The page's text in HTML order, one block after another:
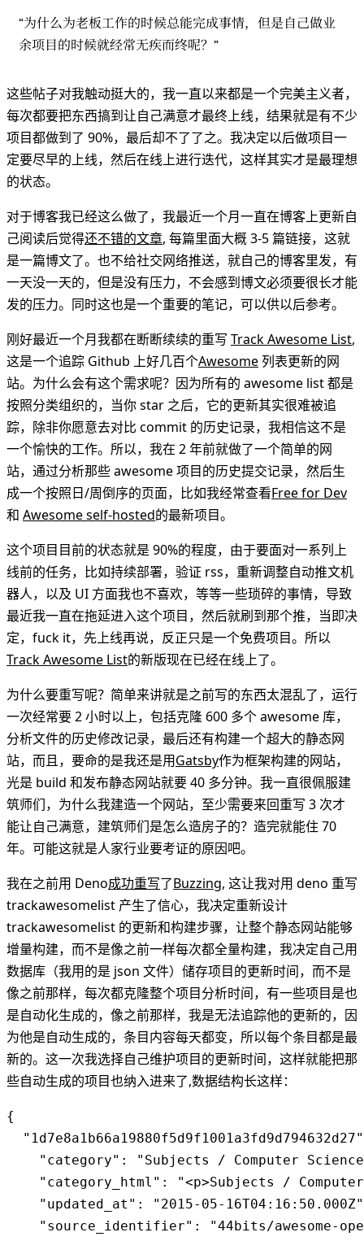
“为什么为老板工作的时候总能完成事情，但是自己做业
余项目的时候就经常无疾而终呢？”
这些帖子对我触动挺大的，我一直以来都是一个完美主义者，
每次都要把东西搞到让自己满意才最终上线，结果就是有不少
项目都做到了 90%，最后却不了了之。我决定以后做项目一
定要尽早的上线，然后在线上进行迭代，这样其实才是最理想
的状态。
对于博客我已经这么做了，我最近一个月一直在博客上更新自
己阅读后觉得还不错的文章, 每篇里面大概 3-5 篇链接，这就
是一篇博文了。也不给社交网络推送，就自己的博客里发，有
一天没一天的，但是没有压力，不会感到博文必须要很长才能
发的压力。同时这也是一个重要的笔记，可以供以后参考。
刚好最近一个月我都在断断续续的重写 Track Awesome List,
这是一个追踪 Github 上好几百个Awesome 列表更新的网
站。为什么会有这个需求呢？因为所有的 awesome list 都是
按照分类组织的，当你 star 之后，它的更新其实很难被追
踪，除非你愿意去对比 commit 的历史记录，我相信这不是
一个愉快的工作。所以，我在 2 年前就做了一个简单的网
站，通过分析那些 awesome 项目的历史提交记录，然后生
成一个按照日/周倒序的页面，比如我经常查看Free for Dev
和 Awesome self-hosted的最新项目。
这个项目目前的状态就是 90%的程度，由于要面对一系列上
线前的任务，比如持续部署，验证 rss，重新调整自动推文机
器人，以及 UI 方面我也不喜欢，等等一些琐碎的事情，导致
最近我一直在拖延进入这个项目，然后就刷到那个推，当即决
定，fuck it，先上线再说，反正只是一个免费项目。所以
Track Awesome List的新版现在已经在线上了。
为什么要重写呢？简单来讲就是之前写的东西太混乱了，运行
一次经常要 2 小时以上，包括克隆 600 多个 awesome 库，
分析文件的历史修改记录，最后还有构建一个超大的静态网
站，而且，要命的是我还是用Gatsby作为框架构建的网站，
光是 build 和发布静态网站就要 40 多分钟。我一直很佩服建
筑师们，为什么我建造一个网站，至少需要来回重写 3 次才
能让自己满意，建筑师们是怎么造房子的？造完就能住 70
年。可能这就是人家行业要考证的原因吧。
我在之前用 Deno成功重写了Buzzing, 这让我对用 deno 重写
trackawesomelist 产生了信心，我决定重新设计
trackawesomelist 的更新和构建步骤，让整个静态网站能够
增量构建，而不是像之前一样每次都全量构建，我决定自己用
数据库（我用的是 json 文件）储存项目的更新时间，而不是
像之前那样，每次都克隆整个项目分析时间，有一些项目是也
是自动化生成的，像之前那样，我是无法追踪他的更新的，因
为他是自动生成的，条目内容每天都变，所以每个条目都是最
新的。这一次我选择自己维护项目的更新时间，这样就能把那
些自动生成的项目也纳入进来了,数据结构长这样：
{
"category": "Subjects / Computer
"category_html": "<p>Subjects /
"updated_at": "2015-05-
"source_identifier": "44bits/awesome-